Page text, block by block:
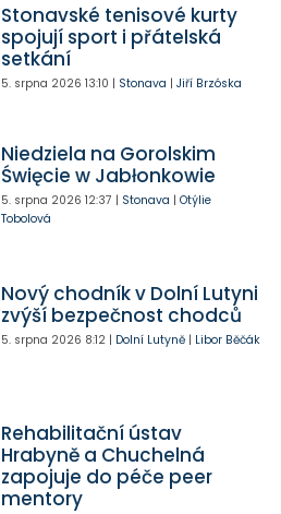
Stonavské tenisové kurty
spojují sport i přátelská
setkání
5. srpna 2026 13:10 | Stonava | Jiří Brzóska
Niedziela na Gorolskim
Święcie w Jabłonkowie
5. srpna 2026 12:37 | Stonava | Otýlie
Tobolová
Nový chodník v Dolní Lutyni
zvýší bezpečnost chodců
5. srpna 2026 8:12| Dolní Lutyně| Libor Běčák
Rehabilitační ústav
Hrabyně a Chuchelná
zapojuje do péče peer
mentory